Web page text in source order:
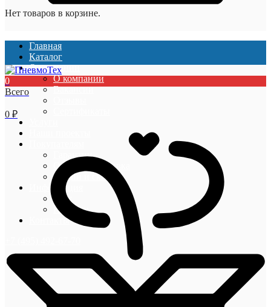
Нет товаров в корзине.
Главная
Каталог
О компании
О компании
Вакансии
Гарантии
Оплата и доставка
Акции и скидки
Информация
Блог
Новости
Контакты
0
Всего
0 ₽